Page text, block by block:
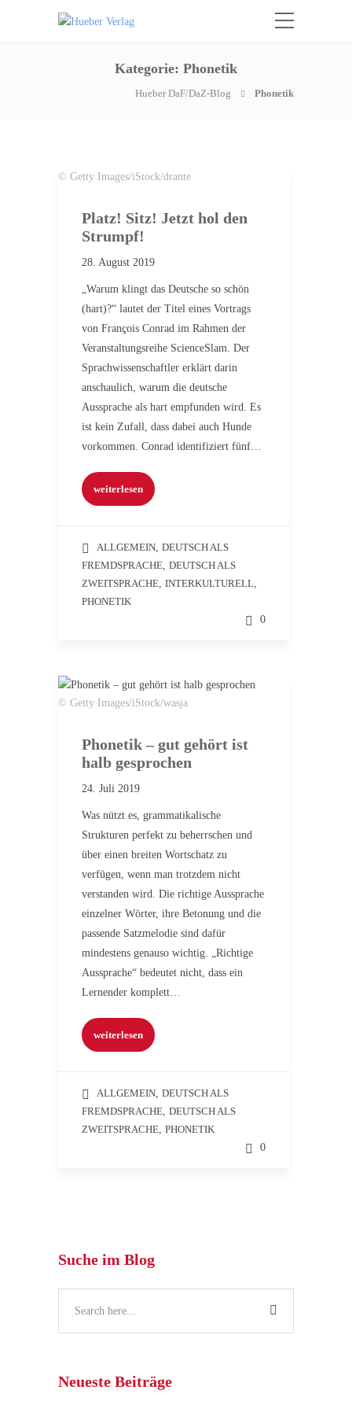
Kategorie: Phonetik
Hueber DaF/DaZ-Blog Phonetik
© Getty Images/iStock/drante
Platz! Sitz! Jetzt hol den
Strumpf!
28. August 2019
„Warum klingt das Deutsche so schön
(hart)?“ lautet der Titel eines Vortrags
von François Conrad im Rahmen der
Veranstaltungsreihe ScienceSlam. Der
Sprachwissenschaftler erklärt darin
anschaulich, warum die deutsche
Aussprache als hart empfunden wird. Es
ist kein Zufall, dass dabei auch Hunde
vorkommen. Conrad identifiziert fünf…
weiterlesen
ALLGEMEIN, DEUTSCH ALS
FREMDSPRACHE, DEUTSCH ALS
ZWEITSPRACHE, INTERKULTURELL,
PHONETIK
0
© Getty Images/iStock/wasja
Phonetik – gut gehört ist
halb gesprochen
24. Juli 2019
Was nützt es, grammatikalische
Strukturen perfekt zu beherrschen und
über einen breiten Wortschatz zu
verfügen, wenn man trotzdem nicht
verstanden wird. Die richtige Aussprache
einzelner Wörter, ihre Betonung und die
passende Satzmelodie sind dafür
mindestens genauso wichtig. „Richtige
Aussprache“ bedeutet nicht, dass ein
Lernender komplett…
weiterlesen
ALLGEMEIN, DEUTSCH ALS
FREMDSPRACHE, DEUTSCH ALS
ZWEITSPRACHE, PHONETIK
0
Suche im Blog
Neueste Beiträge